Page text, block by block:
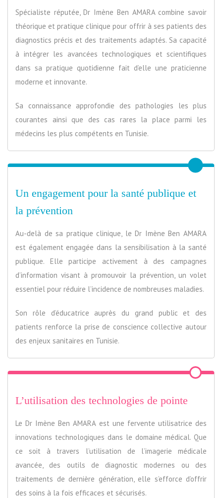
Spécialiste réputée, Dr Imène Ben AMARA combine savoir
théorique et pratique clinique pour offrir à ses patients des
diagnostics précis et des traitements adaptés. Sa capacité
à intégrer les avancées technologiques et scientifiques
dans sa pratique quotidienne fait d’elle une praticienne
moderne et innovante.
Sa connaissance approfondie des pathologies les plus
courantes ainsi que des cas rares la place parmi les
médecins les plus compétents en Tunisie.
Un engagement pour la santé publique et
la prévention
Au-delà de sa pratique clinique, le Dr Imène Ben AMARA
est également engagée dans la sensibilisation à la santé
publique. Elle participe activement à des campagnes
d’information visant à promouvoir la prévention, un volet
essentiel pour réduire l’incidence de nombreuses maladies.
Son rôle d’éducatrice auprès du grand public et des
patients renforce la prise de conscience collective autour
des enjeux sanitaires en Tunisie.
L’utilisation des technologies de pointe
Le Dr Imène Ben AMARA est une fervente utilisatrice des
innovations technologiques dans le domaine médical. Que
ce soit à travers l’utilisation de l’imagerie médicale
avancée, des outils de diagnostic modernes ou des
traitements de dernière génération, elle s’efforce d’offrir
des soins à la fois efficaces et sécurisés.